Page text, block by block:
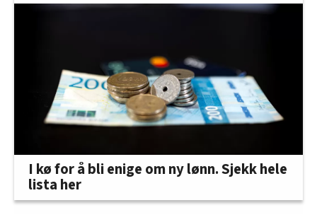
I kø for å bli enige om ny lønn. Sjekk hele
lista her